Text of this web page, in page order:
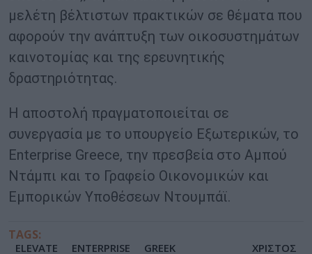
μελέτη βέλτιστων πρακτικών σε θέματα που
αφορούν την ανάπτυξη των οικοσυστημάτων
καινοτομίας και της ερευνητικής
δραστηριότητας.
Η αποστολή πραγματοποιείται σε
συνεργασία με το υπουργείο Εξωτερικών, το
Enterprise Greece, την πρεσβεία στο Αμπού
Ντάμπι και το Γραφείο Οικονομικών και
Εμπορικών Υποθέσεων Ντουμπάϊ.
TAGS:
ELEVATE
ENTERPRISE
GREEK
ΧΡΙΣΤΟΣ